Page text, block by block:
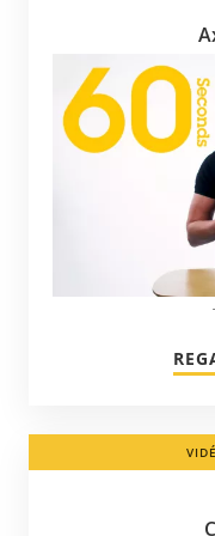
Kazakhstan
Kenya
Kirghizistan
Lituanie